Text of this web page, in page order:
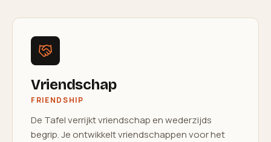
Vriendschap
FRIENDSHIP
De Tafel verrijkt vriendschap en wederzijds
begrip. Je ontwikkelt vriendschappen voor het